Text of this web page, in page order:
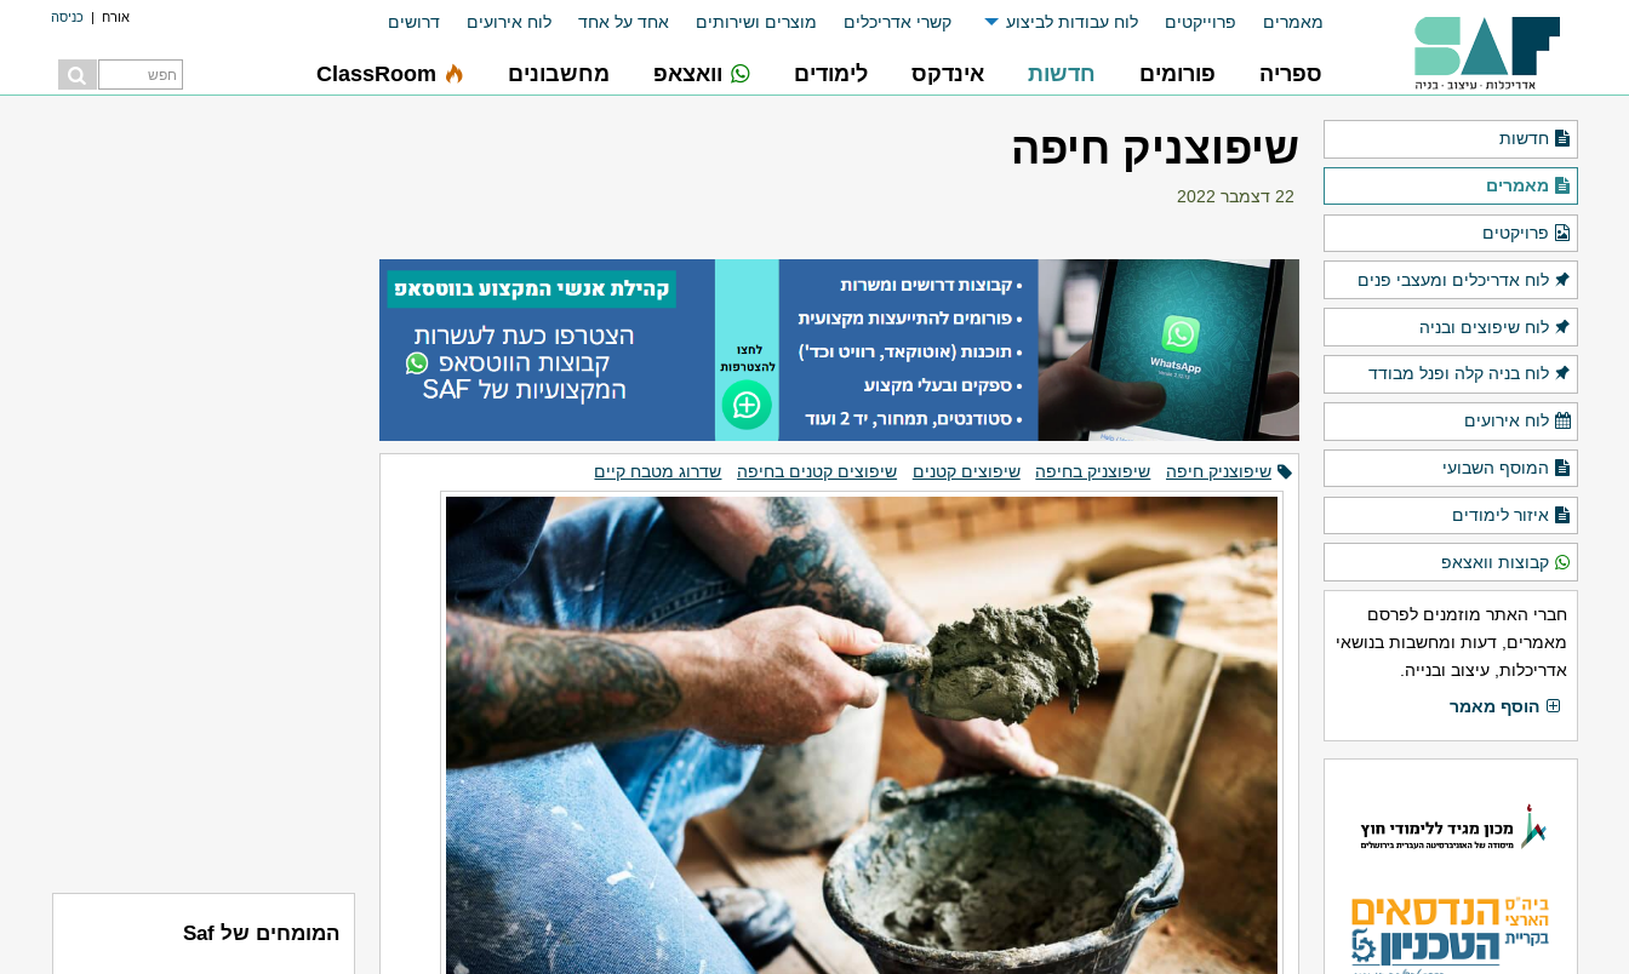
אורח | כניסה מאמרים פרוייקטים לוח עבודות לביצוע קשרי אדריכלים מוצרים ושירותים אחד על אחד לוח אירועים דרושים
ספריה פורומים חדשות אינדקס לימודים וואצאפ מחשבונים ClassRoom
שיפוצניק חיפה
22 דצמבר 2022
שיפוצניק חיפה שיפוצניק בחיפה שיפוצים קטנים שיפוצים קטנים בחיפה שדרוג מטבח קיים
המומחים של Saf
חדשות
מאמרים
פרויקטים
לוח אדריכלים ומעצבי פנים
לוח שיפוצים ובניה
לוח בניה קלה ופנל מבודד
לוח אירועים
המוסף השבועי
איזור לימודים
קבוצות וואצאפ
חברי האתר מוזמנים לפרסם
מאמרים, דעות ומחשבות בנושאי
אדריכלות, עיצוב ובנייה.
הוסף מאמר